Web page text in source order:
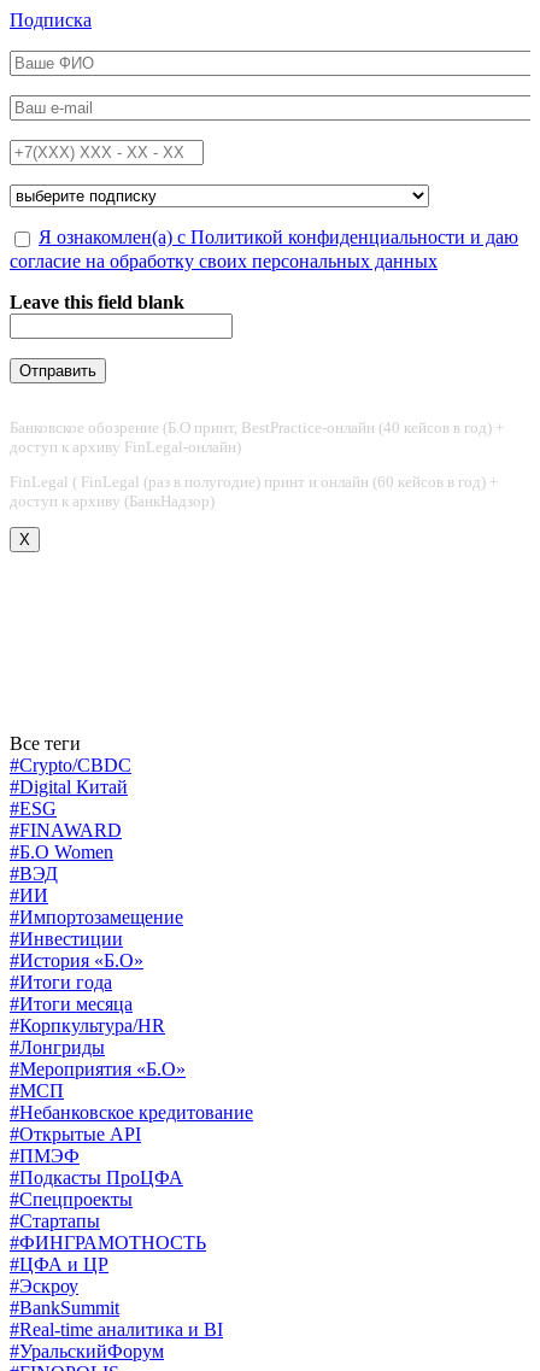
Перейти к основному содержанию
Подписка
ФИО*
Email*
Телефон*
Подписка на*
Обработка персональных данных*
Я ознакомлен(а) с Политикой конфиденциальности и даю
согласие на обработку своих персональных данных
Leave this field blank
Банковское обозрение (Б.О принт, BestPractice-онлайн (40 кейсов в год) +
доступ к архиву FinLegal-онлайн)
FinLegal ( FinLegal (раз в полугодие) принт и онлайн (60 кейсов в год) +
доступ к архиву (БанкНадзор)
X
Все теги
#Crypto/CBDC
#Digital Китай
#ESG
#FINAWARD
#Б.О Women
#ВЭД
#ИИ
#Импортозамещение
#Инвестиции
#История «Б.О»
#Итоги года
#Итоги месяца
#Корпкультура/HR
#Лонгриды
#Мероприятия «Б.О»
#МСП
#Небанковское кредитование
#Открытые API
#ПМЭФ
#Подкасты ПроЦФА
#Спецпроекты
#Стартапы
#ФИНГРАМОТНОСТЬ
#ЦФА и ЦР
#Эскроу
#BankSummit
#Real-time аналитика и BI
#УральскийФорум